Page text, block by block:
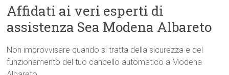
Affidati ai veri esperti di
assistenza Sea Modena Albareto
Non improvvisare quando si tratta della sicurezza e del
funzionamento del tuo cancello automatico a Modena